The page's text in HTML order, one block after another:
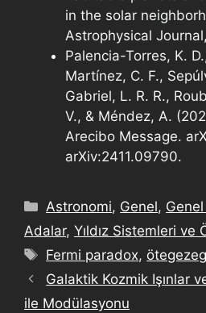
in the solar
Astrophysical
Palencia-Torres, K.
Martínez, C. F.,
Gabriel, L. R. R.,
V., & Méndez, A.
Arecibo Message.
arXiv:2411.09790.
Astronomi, Genel,
Adalar, Yıldız Sistemleri ve
Fermi paradox,
Galaktik Kozmik Işınlar
ile Modülasyonu